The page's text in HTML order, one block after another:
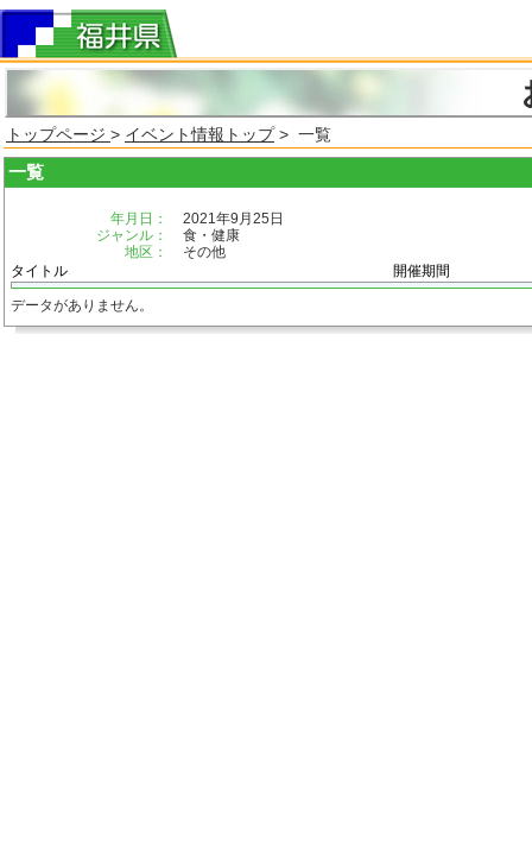
トップページ > イベント情報トップ> 一覧
一覧
年月日：
2021年9月25日
ジャンル：
食・健康
地区：
その他
タイトル
開催期間
データがありません。